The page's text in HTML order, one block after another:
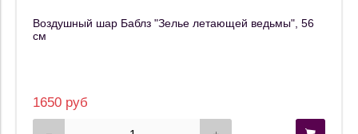
Воздушный шар Баблз "Зелье летающей ведьмы", 56
см
1650 руб